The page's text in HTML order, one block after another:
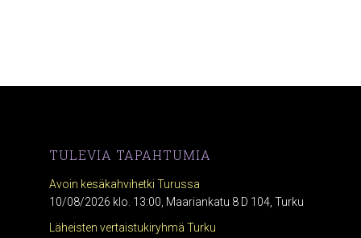
TULEVIA TAPAHTUMIA
Avoin kesäkahvihetki Turussa
10/08/2026 klo. 13:00, Maariankatu 8 D 104, Turku
Läheisten vertaistukiryhmä Turku